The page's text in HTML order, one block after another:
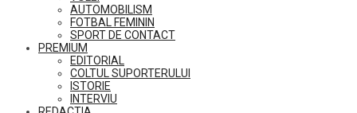
AUTOMOBILISM
FOTBAL FEMININ
SPORT DE CONTACT
PREMIUM
EDITORIAL
COLTUL SUPORTERULUI
ISTORIE
INTERVIU